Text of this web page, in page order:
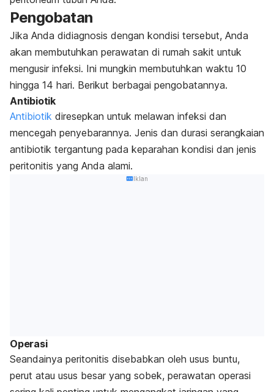
Pengobatan
Jika Anda didiagnosis dengan kondisi tersebut, Anda
akan membutuhkan perawatan di rumah sakit untuk
mengusir infeksi. Ini mungkin membutuhkan waktu 10
hingga 14 hari. Berikut berbagai pengobatannya.
Antibiotik
Antibiotik diresepkan untuk melawan infeksi dan
mencegah penyebarannya. Jenis dan durasi serangkaian
antibiotik tergantung pada keparahan kondisi dan jenis
peritonitis yang Anda alami.
Iklan
Operasi
Seandainya peritonitis disebabkan oleh usus buntu,
perut atau usus besar yang sobek, perawatan operasi